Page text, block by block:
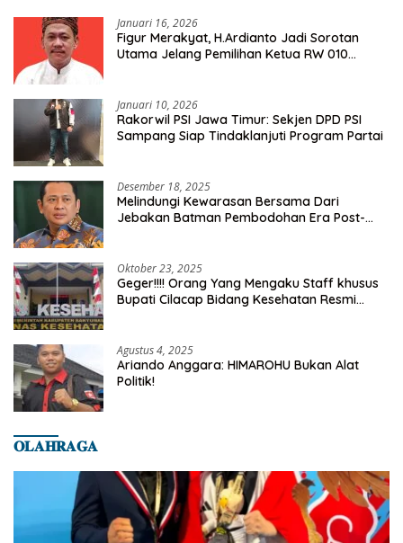
Januari 16, 2026
Figur Merakyat, H.Ardianto Jadi Sorotan
Utama Jelang Pemilihan Ketua RW 010
Januari 10, 2026
Rakorwil PSI Jawa Timur: Sekjen DPD PSI
Sampang Siap Tindaklanjuti Program Partai
Desember 18, 2025
Melindungi Kewarasan Bersama Dari
Jebakan Batman Pembodohan Era Post-
Oktober 23, 2025
Geger!!!! Orang Yang Mengaku Staff khusus
Bupati Cilacap Bidang Kesehatan Resmi
Agustus 4, 2025
Ariando Anggara: HIMAROHU Bukan Alat
Politik!
𝐎𝐋𝐀𝐇𝐑𝐀𝐆𝐀